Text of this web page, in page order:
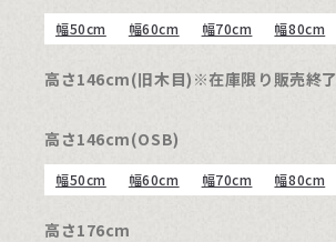
幅50cm 幅60cm 幅70cm 幅80cm
高さ146cm(旧木目)※在庫限り販売終了
高さ146cm(OSB)
幅50cm 幅60cm 幅70cm 幅80cm
高さ176cm